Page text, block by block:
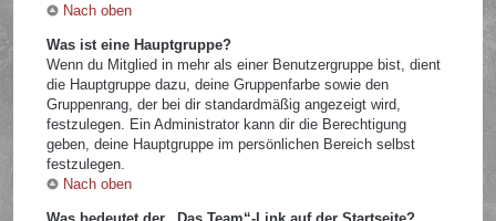
Nach oben
Was ist eine Hauptgruppe?
Wenn du Mitglied in mehr als einer Benutzergruppe bist, dient
die Hauptgruppe dazu, deine Gruppenfarbe sowie den
Gruppenrang, der bei dir standardmäßig angezeigt wird,
festzulegen. Ein Administrator kann dir die Berechtigung
geben, deine Hauptgruppe im persönlichen Bereich selbst
festzulegen.
Nach oben